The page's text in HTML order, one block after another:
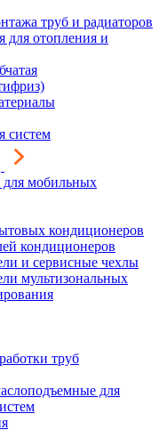
труб и радиаторов
для отопления и
систем
мобильных
кондиционеров
кондиционеров
и сервисные чехлы
мультизональных
труб
для